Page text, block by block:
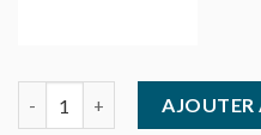
AJOUTER